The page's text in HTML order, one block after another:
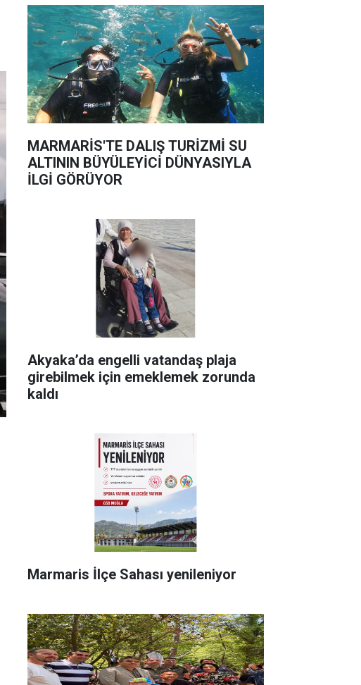
MARMARİS'TE DALIŞ TURİZMİ SU
ALTININ BÜYÜLEYİCİ DÜNYASIYLA
İLGİ GÖRÜYOR
Akyaka’da engelli vatandaş plaja
girebilmek için emeklemek zorunda
kaldı
Marmaris İlçe Sahası yenileniyor